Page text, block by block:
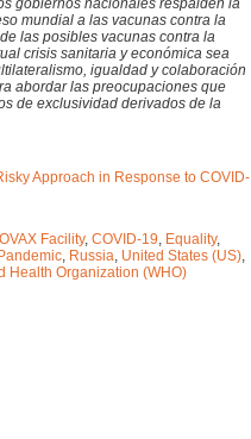
gobiernos nacionales respalden la
mundial a las vacunas contra la
las posibles vacunas contra la
crisis sanitaria y económica sea
igualdad y colaboración
abordar las preocupaciones que
de exclusividad derivados de la
Approach in Response to COVID-
Facility, COVID-19, Equality,
Pandemic, Russia, United States (US),
Health Organization (WHO)